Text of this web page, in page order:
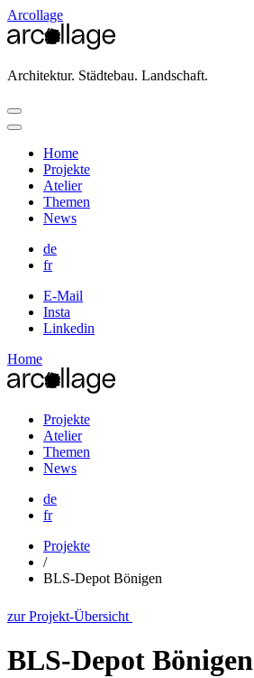
Arcollage
Architektur. Städtebau. Landschaft.
Home
Projekte
Atelier
Themen
News
de
fr
E-Mail
Insta
Linkedin
Home
Projekte
Atelier
Themen
News
de
fr
Projekte
/
BLS-Depot Bönigen
zur Projekt-Übersicht
BLS-Depot Bönigen